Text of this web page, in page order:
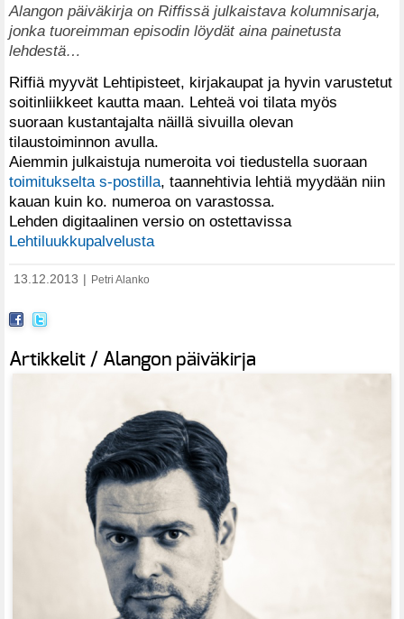
Alangon päiväkirja on Riffissä julkaistava kolumnisarja,
jonka tuoreimman episodin löydät aina painetusta
lehdestä…
Riffiä myyvät Lehtipisteet, kirjakaupat ja hyvin varustetut
soitinliikkeet kautta maan. Lehteä voi tilata myös
suoraan kustantajalta näillä sivuilla olevan
tilaustoiminnon avulla.
Aiemmin julkaistuja numeroita voi tiedustella suoraan
toimitukselta s-postilla, taannehtivia lehtiä myydään niin
kauan kuin ko. numeroa on varastossa.
Lehden digitaalinen versio on ostettavissa
Lehtiluukkupalvelusta
13.12.2013 Petri Alanko
Artikkelit / Alangon päiväkirja